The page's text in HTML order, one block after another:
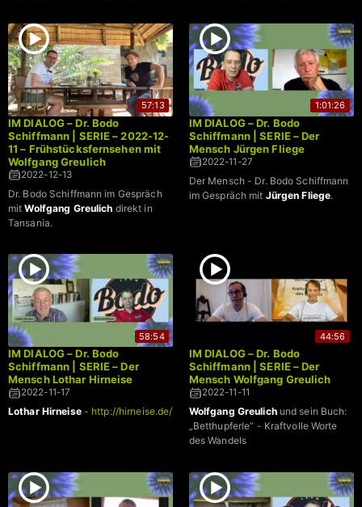
57:13
IM DIALOG – Dr. Bodo
Schiffmann | SERIE – 2022-12-
11 – Frühstücksfernsehen mit
Wolfgang Greulich
2022-12-13
Dr. Bodo Schiffmann im Gespräch
mitWolfgang Greulich direkt in
Tansania.
1:01:26
IM DIALOG – Dr. Bodo
Schiffmann | SERIE – Der
Mensch Jürgen Fliege
2022-11-27
Der Mensch - Dr. Bodo Schiffmann
im Gespräch mit Jürgen Fliege.
58:54
IM DIALOG – Dr. Bodo
Schiffmann | SERIE – Der
Mensch Lothar Hirneise
2022-11-17
Lothar Hirneise- http://hirneise.de/
44:56
IM DIALOG – Dr. Bodo
Schiffmann | SERIE – Der
Mensch Wolfgang Greulich
2022-11-11
Wolfgang Greulichund sein Buch:
„Betthupferle“ - Kraftvolle Worte
des Wandels